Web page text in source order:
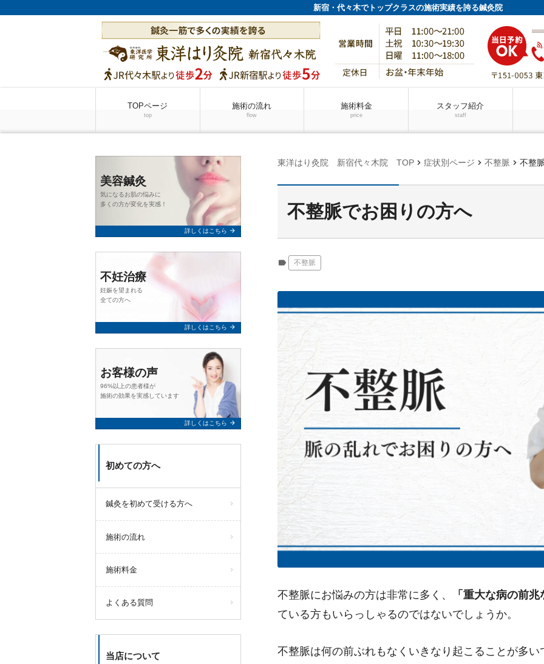
新宿・代々木でトップクラスの施術実績を誇る鍼灸院
TOPページ
top
施術の流れ
flow
施術料金
price
スタッフ紹介
staff
東洋はり灸院 新宿代々木院 TOP chevron_right 症状別ページ chevron_right 不整脈 chevron_right 不整
不整脈でお困りの方へ
label 不整脈
不整脈にお悩みの方は非常に多く、
「重大な病の前
ている方もいらっしゃるのではないでしょうか。
不整脈は何の前ぶれもなくいきなり起こることが多
美容鍼灸
気になるお肌の悩みに
多くの方が変化を実感！
詳しくはこちら arrow_forward
不妊治療
妊娠を望まれる
全ての方へ
詳しくはこちら arrow_forward
お客様の声
96%以上の患者様が
施術の効果を実感しています
詳しくはこちら arrow_forward
初めての方へ
鍼灸を初めて受ける方へ
施術の流れ
施術料金
よくある質問
当店について